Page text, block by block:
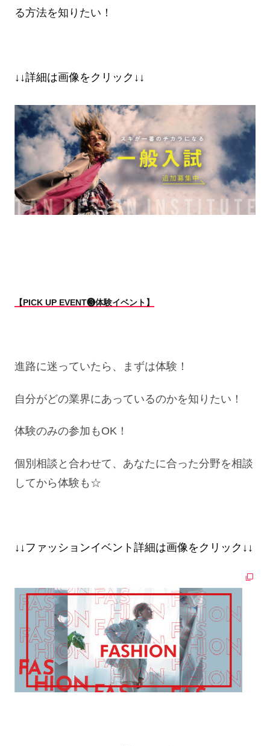
る方法を知りたい！
↓↓詳細は画像をクリック↓↓
【PICK UP EVENT❸体験イベント】
進路に迷っていたら、まずは体験！
自分がどの業界にあっているのかを知りたい！
体験のみの参加もOK！
個別相談と合わせて、あなたに合った分野を相談
してから体験も☆
↓↓ファッションイベント詳細は画像をクリック↓↓